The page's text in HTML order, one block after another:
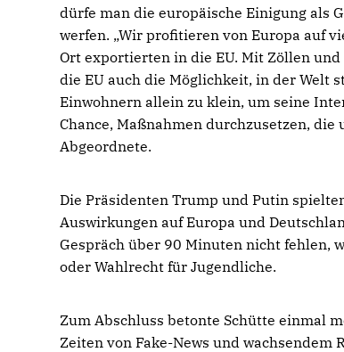
dürfe man die europäische Einigung als
werfen. „Wir profitieren von Europa auf
Ort exportierten in die EU. Mit Zöllen
die EU auch die Möglichkeit, in der Welt
Einwohnern allein zu klein, um seine
Chance, Maßnahmen durchzusetzen,
Abgeordnete.
Die Präsidenten Trump und Putin
Auswirkungen auf Europa und
Gespräch über 90 Minuten nicht fehlen,
oder Wahlrecht für Jugendliche.
Zum Abschluss betonte Schütte einmal
Zeiten von Fake-News und